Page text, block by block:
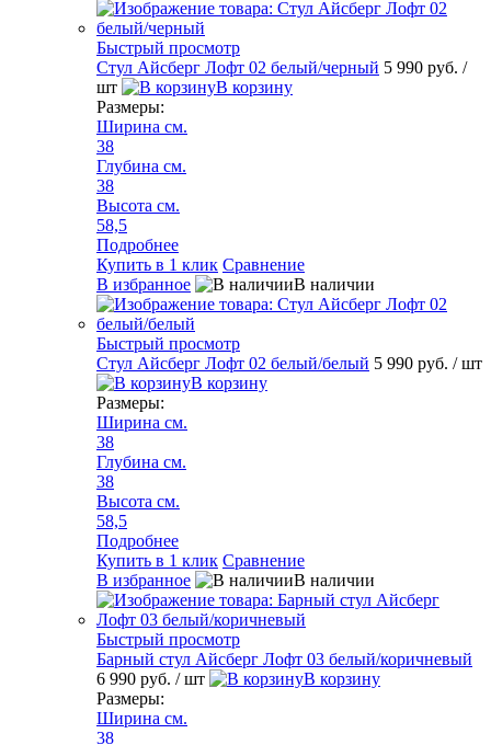
Быстрый просмотр
Стул Айсберг Лофт 02 белый/черный 5 990 руб. /
шт
В корзину
Размеры:
Ширина см.
38
Глубина см.
38
Высота см.
58,5
Подробнее
Купить в 1 клик Сравнение
В избранное
В наличии
Быстрый просмотр
Стул Айсберг Лофт 02 белый/белый 5 990 руб. / шт
В корзину
Размеры:
Ширина см.
38
Глубина см.
38
Высота см.
58,5
Подробнее
Купить в 1 клик Сравнение
В избранное
В наличии
Быстрый просмотр
Барный стул Айсберг Лофт 03 белый/коричневый
6 990 руб. / шт
В корзину
Размеры:
Ширина см.
38